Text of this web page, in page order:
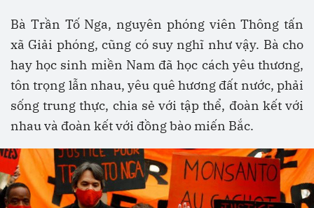
Bà Trần Tố Nga, nguyên phóng viên Thông tấn
xã Giải phóng, cũng có suy nghĩ như vậy. Bà cho
hay học sinh miền Nam đã học cách yêu thương,
tôn trọng lẫn nhau, yêu quê hương đất nước, phải
sống trung thực, chia sẻ với tập thể, đoàn kết với
nhau và đoàn kết với đồng bào miến Bắc.